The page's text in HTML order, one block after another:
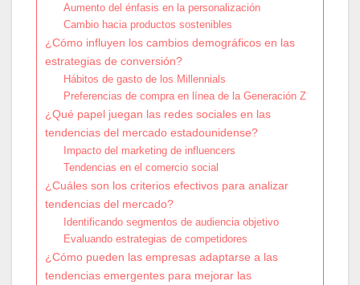
Aumento del énfasis en la personalización
Cambio hacia productos sostenibles
¿Cómo influyen los cambios demográficos en las
estrategias de conversión?
Hábitos de gasto de los Millennials
Preferencias de compra en línea de la Generación Z
¿Qué papel juegan las redes sociales en las
tendencias del mercado estadounidense?
Impacto del marketing de influencers
Tendencias en el comercio social
¿Cuáles son los criterios efectivos para analizar
tendencias del mercado?
Identificando segmentos de audiencia objetivo
Evaluando estrategias de competidores
¿Cómo pueden las empresas adaptarse a las
tendencias emergentes para mejorar las